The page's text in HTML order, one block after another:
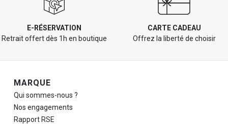
E-RÉSERVATION
Retrait offert dès 1h en boutique
CARTE CADEAU
Offrez la liberté de choisir
Navigation de pied de page
MARQUE
Qui sommes-nous ?
Nos engagements
Rapport RSE